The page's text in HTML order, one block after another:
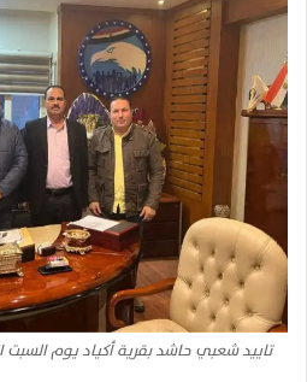
تاييد شعبي حاشد بقرية أكياد يوم